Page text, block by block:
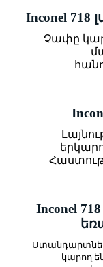
Inconel
Չափը
Inconel
կարող